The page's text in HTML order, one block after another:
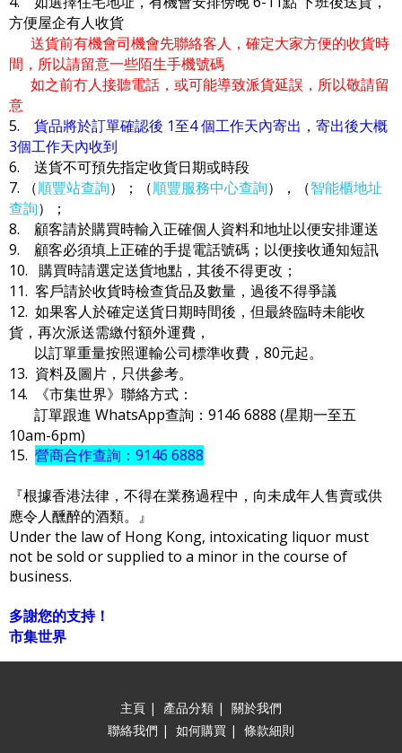
方便屋企有人收貨
送貨前有機會司機會先聯絡客人，確定大家方便的收貨時
間，所以請留意一些陌生手機號碼
如之前冇人接聽電話，或可能導致派貨延誤，所以敬請留
意
5. 貨品將於訂單確認後 1至4 個工作天內寄出，寄出後大概
3個工作天內收到
6. 送貨不可預先指定收貨日期或時段
7. （順豐站查詢）；（順豐服務中心查詢），（智能櫃地址
查詢）；
8. 顧客請於購買時輸入正確個人資料和地址以便安排運送
9. 顧客必須填上正確的手提電話號碼；以便接收通知短訊
10. 購買時請選定送貨地點，其後不得更改；
11. 客戶請於收貨時檢查貨品及數量，過後不得爭議
12. 如果客人於確定送貨日期時間後，但最終臨時未能收
貨，再次派送需繳付額外運費，
以訂單重量按照運輸公司標準收費，80元起。
13. 資料及圖片，只供參考。
14. 《市集世界》聯絡方式：
訂單跟進 WhatsApp查詢：9146 6888 (星期一至五
10am-6pm)
15. 營商合作查詢：9146 6888
『根據香港法律，不得在業務過程中，向未成年人售賣或供
應令人醺醉的酒類。』
Under the law of Hong Kong, intoxicating liquor must
not be sold or supplied to a minor in the course of
business.
多謝您的支持！
市集世界
主頁 | 產品分類 | 關於我們
聯絡我們 | 如何購買 | 條款細則